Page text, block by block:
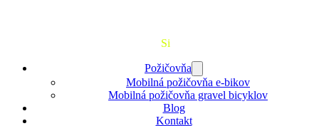
Si
Požičovňa
Mobilná požičovňa e-bikov
Mobilná požičovňa gravel bicyklov
Blog
Kontakt